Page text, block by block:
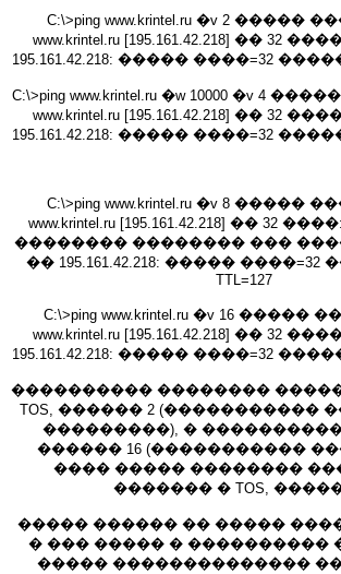
C:\>ping www.krintel.ru �v 2
www.krintel.ru [195.161.42.218] �� 32
195.161.42.218: ����� ����=32
C:\>ping www.krintel.ru �w 10000 �v 4
www.krintel.ru [195.161.42.218] �� 32
195.161.42.218: ����� ����=32
C:\>ping www.krintel.ru �v 8
www.krintel.ru [195.161.42.218] �� 32
�������� �������� ���
�� 195.161.42.218: ����� ����=32
TTL=127
C:\>ping www.krintel.ru �v 16
www.krintel.ru [195.161.42.218] �� 32
195.161.42.218: ����� ����=32
���������� ��������
TOS, ������ 2 (�����������
���������), � ����������
������ 16 (�����������
���� ����� ��������
������� � TOS,
����� ������ �� �����
� ��� ����� � ����������
����� ��������������